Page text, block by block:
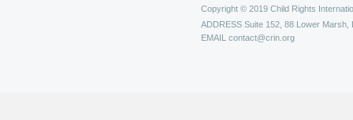
Copyright © 2019 Child Rights
ADDRESS Suite 152, 88 Lower Marsh,
EMAIL contact@crin.org